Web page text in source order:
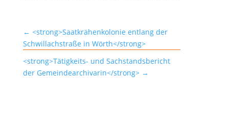
← <strong>Saatkrähenkolonie entlang der
Schwillachstraße in Wörth</strong>
<strong>Tätigkeits- und Sachstandsbericht
der Gemeindearchivarin</strong>→